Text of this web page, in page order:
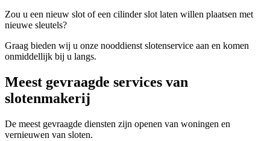
Zou u een nieuw slot of een cilinder slot laten willen plaatsen met
nieuwe sleutels?
Graag bieden wij u onze nooddienst slotenservice aan en komen
onmiddellijk bij u langs.
Meest gevraagde services van
slotenmakerij
De meest gevraagde diensten zijn openen van woningen en
vernieuwen van sloten.